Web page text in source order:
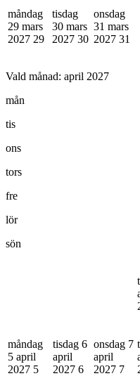
måndag
29 mars
2027 29
tisdag
30 mars
2027 30
onsdag
31 mars
2027 31
Vald månad: april 2027
mån
tis
ons
tors
fre
lör
sön
måndag
5 april
2027 5
tisdag 6
april
2027 6
onsdag 7
april
2027 7